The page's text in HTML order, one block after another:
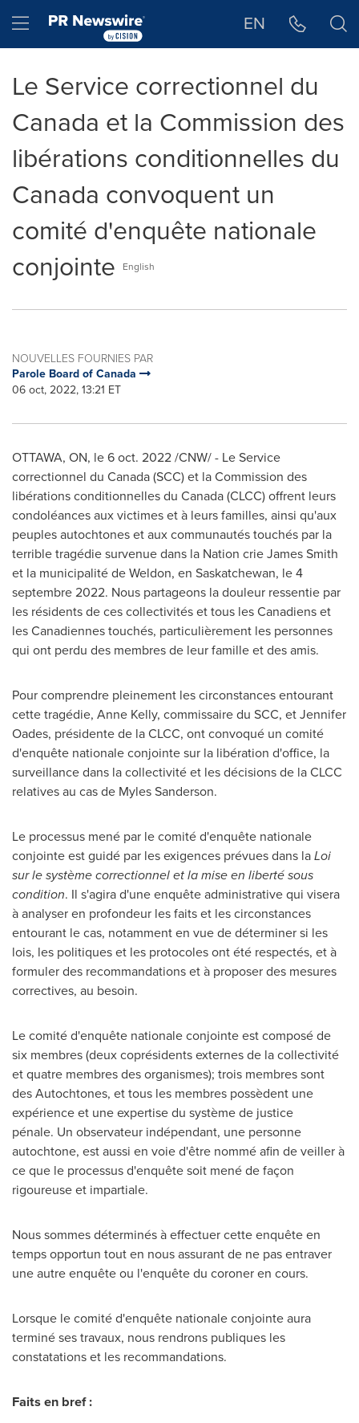
Hamburger menu EN
Le Service correctionnel du
Canada et la Commission des
libérations conditionnelles du
Canada convoquent un
comité d'enquête nationale
conjointe
English
NOUVELLES FOURNIES PAR
Parole Board of Canada
06 oct, 2022, 13:21 ET
OTTAWA, ON, le6 oct. 2022/CNW/ - Le Service
correctionnel du Canada(SCC) et la Commission des
libérations conditionnelles du Canada(CLCC) offrent leurs
condoléances aux victimes et à leurs familles, ainsi qu'aux
peuples autochtones et aux communautés touchés par la
terrible tragédie survenue dans la Nation crieJames Smith
et la municipalité de Weldon, en Saskatchewan, le 4
septembre 2022. Nous partageons la douleur ressentie par
les résidents de ces collectivités et tous les Canadiens et
les Canadiennes touchés, particulièrement les personnes
qui ont perdu des membres de leur famille et des amis.
Pour comprendre pleinement les circonstances entourant
cette tragédie, Anne Kelly, commissaire du SCC, etJennifer
Oades, présidente de la CLCC, ont convoqué un comité
d'enquête nationale conjointe sur la libération d'office, la
surveillance dans la collectivité et les décisions de la CLCC
relatives au cas de Myles Sanderson.
Le processus mené par le comité d'enquête nationale
conjointe est guidé par les exigences prévues dans laLoi
sur le système correctionnel et la mise en liberté sous
condition. Il s'agira d'une enquête administrative qui visera
à analyser en profondeur les faits et les circonstances
entourant le cas, notamment en vue de déterminer si les
lois, les politiques et les protocoles ont été respectés, et à
formuler des recommandations et à proposer des mesures
correctives, au besoin.
Le comité d'enquête nationale conjointe est composé de
six membres (deux coprésidents externes de la collectivité
et quatre membres des organismes); trois membres sont
des Autochtones, et tous les membres possèdent une
expérience et une expertise du système de justice
pénale. Un observateur indépendant, une personne
autochtone, est aussi en voie d'être nommé afin de veiller à
ce que le processus d'enquête soit mené de façon
rigoureuse et impartiale.
Nous sommes déterminés à effectuer cette enquête en
temps opportun tout en nous assurant de ne pas entraver
une autre enquête ou l'enquête du coroner en cours.
Lorsque le comité d'enquête nationale conjointe aura
terminé ses travaux, nous rendrons publiques les
constatations et les recommandations.
Faits en bref :